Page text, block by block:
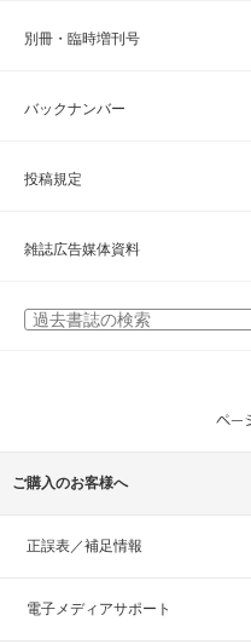
別冊・臨時増刊号
バックナンバー
投稿規定
雑誌広告媒体資料
ご購入のお客様へ
正誤表／補足情報
電子メディアサポート